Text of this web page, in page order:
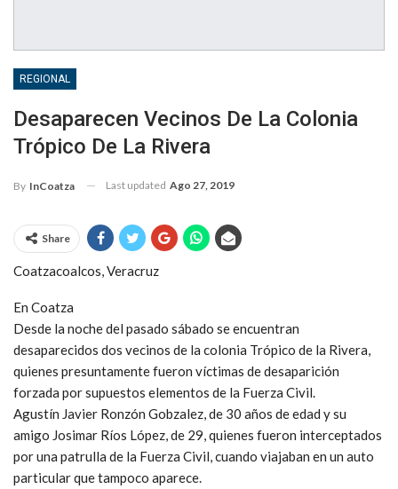
REGIONAL
Desaparecen Vecinos De La Colonia
Trópico De La Rivera
By InCoatza Last updated Ago 27, 2019
Share
Coatzacoalcos, Veracruz
En Coatza
Desde la noche del pasado sábado se encuentran
desaparecidos dos vecinos de la colonia Trópico de la Rivera,
quienes presuntamente fueron víctimas de desaparición
forzada por supuestos elementos de la Fuerza Civil.
Agustín Javier Ronzón Gobzalez, de 30 años de edad y su
amigo Josimar Ríos López, de 29, quienes fueron interceptados
por una patrulla de la Fuerza Civil, cuando viajaban en un auto
particular que tampoco aparece.